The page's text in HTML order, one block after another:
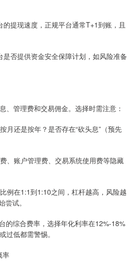
提现速度，正规平台通常T+1到账，且
否提供资金安全保障计划，如风险准备
、管理费和交易佣金。选择时需注意：
月还是按年？是否存在“砍头息”（预先
、账户管理费、交易系统使用费等隐藏
例在1:1到1:10之间，杠杆越高，风险越
试。
的综合费率，选择年化利率在12%-18%
过低都需警惕。
率